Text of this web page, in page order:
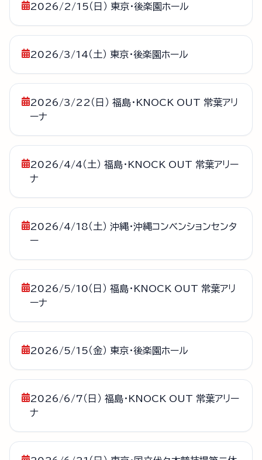
2026/2/15（日） 東京・後楽園ホール
2026/3/14（土） 東京・後楽園ホール
2026/3/22（日） 福島・KNOCK OUT 常葉アリ
ーナ
2026/4/4（土） 福島・KNOCK OUT 常葉アリー
ナ
2026/4/18（土） 沖縄・沖縄コンベンションセンタ
ー
2026/5/10（日） 福島・KNOCK OUT 常葉アリ
ーナ
2026/5/15（金） 東京・後楽園ホール
2026/6/7（日） 福島・KNOCK OUT 常葉アリー
ナ